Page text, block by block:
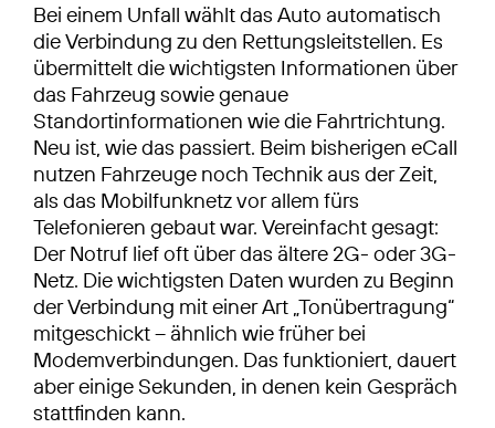
Bei einem Unfall wählt das Auto automatisch
die Verbindung zu den Rettungsleitstellen. Es
übermittelt die wichtigsten Informationen über
das Fahrzeug sowie genaue
Standortinformationen wie die Fahrtrichtung.
Neu ist, wie das passiert. Beim bisherigen eCall
nutzen Fahrzeuge noch Technik aus der Zeit,
als das Mobilfunknetz vor allem fürs
Telefonieren gebaut war. Vereinfacht gesagt:
Der Notruf lief oft über das ältere 2G- oder 3G-
Netz. Die wichtigsten Daten wurden zu Beginn
der Verbindung mit einer Art „Tonübertragung“
mitgeschickt – ähnlich wie früher bei
Modemverbindungen. Das funktioniert, dauert
aber einige Sekunden, in denen kein Gespräch
stattfinden kann.